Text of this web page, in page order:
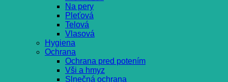
Na pery
Pleťová
Telová
Vlasová
Hygiena
Ochrana
Ochrana pred potením
Vši a hmyz
Slnečná ochrana